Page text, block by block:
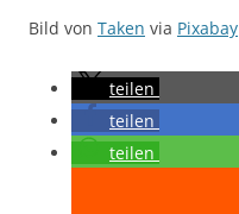
Bild von Taken via Pixabay
teilen
teilen
teilen